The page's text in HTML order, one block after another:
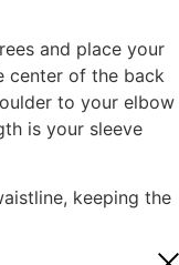
and place your
center of the back
to your elbow
is your sleeve
keeping the